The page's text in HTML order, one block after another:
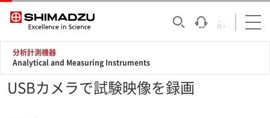
分析計測機器
Analytical and Measuring Instruments
USBカメラで試験映像を録画